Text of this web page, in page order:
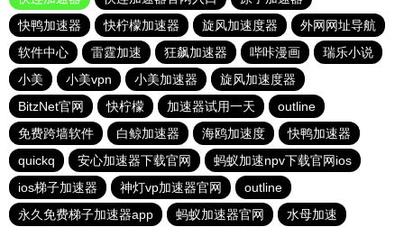
快鸭加速器
快柠檬加速器 旋风加速度器
外网网址导航
软件中心
雷霆加速 狂飙加速器 哔咔漫画
瑞乐小说
小美
小美vpn 小美加速器
旋风加速度器
BitzNet官网
快柠檬 加速器试用一天
outline
免费跨墙软件
白鲸加速器 海鸥加速度
快鸭加速器
quickq
安心加速器下载官网
蚂蚁加速npv下载官网ios
ios梯子加速器
神灯vp加速器官网
outline
永久免费梯子加速器app
蚂蚁加速器官网 水母加速